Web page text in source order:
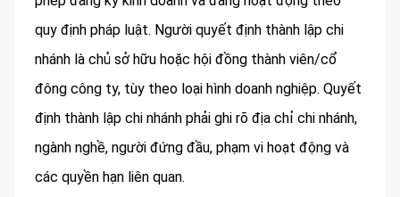
quy định pháp luật. Người quyết định thành lập chi
nhánh là chủ sở hữu hoặc hội đồng thành viên/cổ
đông công ty, tùy theo loại hình doanh nghiệp. Quyết
định thành lập chi nhánh phải ghi rõ địa chỉ chi nhánh,
ngành nghề, người đứng đầu, phạm vi hoạt động và
các quyền hạn liên quan.